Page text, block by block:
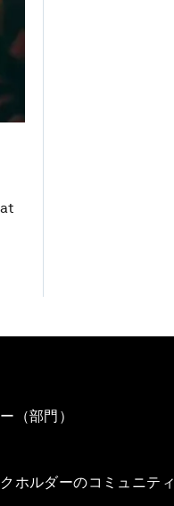
（部門）
ホルダーのコミュニティ